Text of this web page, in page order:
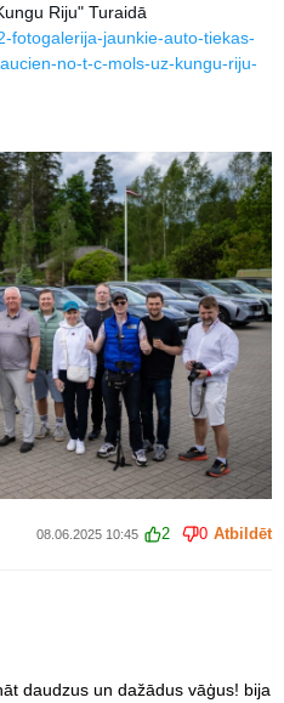
Riju" Turaidā
fotogalerija-jaunkie-auto-tiekas-
no-t-c-mols-uz-kungu-riju-
08.06.2025 10:45 2 0 Atbildēt
daudzus un dažādus vāģus! bija